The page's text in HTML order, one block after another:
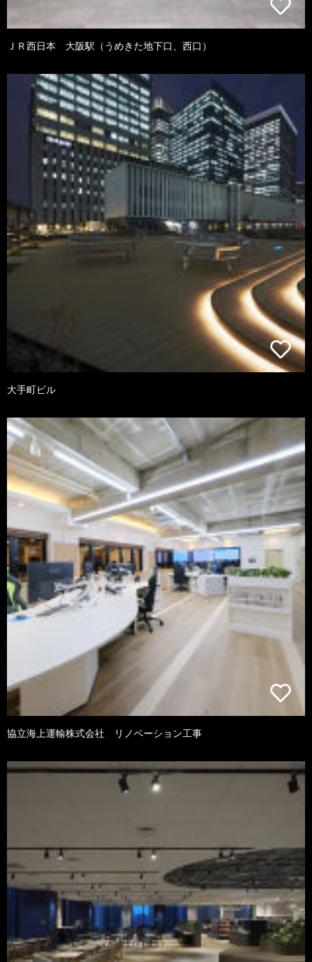
ＪＲ西日本 大阪駅（うめきた地下口、西口）
大手町ビル
協立海上運輸株式会社 リノベーション工事